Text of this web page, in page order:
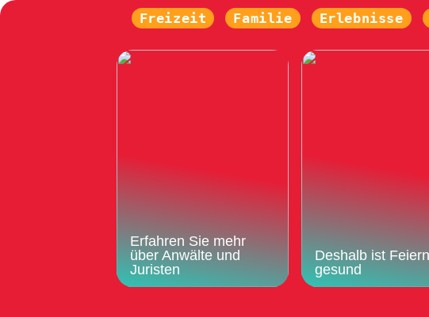
Freizeit Familie Erlebnisse
Erfahren Sie mehr
über Anwälte und
Juristen
Deshalb ist Feiern
gesund